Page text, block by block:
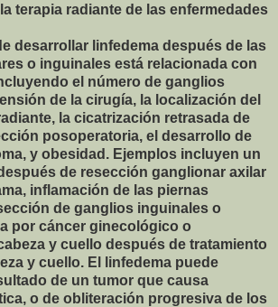
terapia radiante de las enfermedades
desarrollar linfedema después de las
o inguinales está relacionada con
el número de ganglios
de la cirugía, la localización del
la cicatrización retrasada de
posoperatoria, el desarrollo de
y obesidad. Ejemplos incluyen un
de resección ganglionar axilar
inflamación de las piernas
de ganglios inguinales o
por cáncer ginecológico o
y cuello después de tratamiento
y cuello. El linfedema puede
de un tumor que causa
o de obliteración progresiva de los